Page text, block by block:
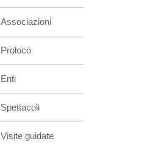
Associazioni
Proloco
Enti
Spettacoli
Visite guidate